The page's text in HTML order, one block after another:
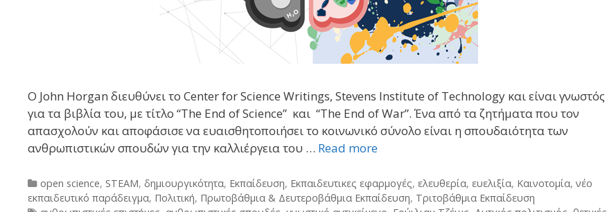
Ο John Horgan διευθύνει το Center for Science Writings, Stevens Institute of Technology και είναι γνωστός
για τα βιβλία του, με τίτλο “The End of Science” και “The End of War”. Ένα από τα ζητήματα που τον
απασχολούν και αποφάσισε να ευαισθητοποιήσει το κοινωνικό σύνολο είναι η σπουδαιότητα των
ανθρωπιστικών σπουδών για την καλλιέργεια του … Read more
Categories
open science, STEAM, δημιουργικότητα, Εκπαίδευση, Εκπαιδευτικες εφαρμογές, ελευθερία, ευελιξία, Καινοτομία, νέο
εκπαιδευτικό παράδειγμα, Πολιτική, Πρωτοβάθμια & Δευτεροβάθμια Εκπαίδευση, Τριτοβάθμια Εκπαίδευση